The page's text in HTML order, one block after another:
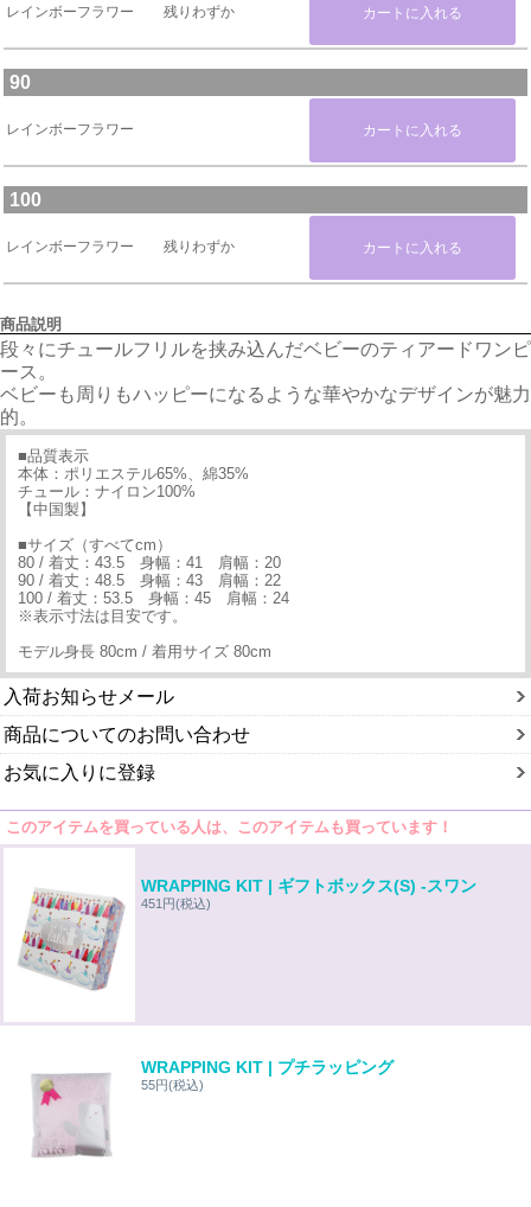
レインボーフラワー 残りわずか
90
レインボーフラワー
100
レインボーフラワー 残りわずか
商品説明
段々にチュールフリルを挟み込んだベビーのティアードワンピ
ース。
ベビーも周りもハッピーになるような華やかなデザインが魅力
的。
■品質表示
本体：ポリエステル65%、綿35%
チュール：ナイロン100%
【中国製】
■サイズ（すべてcm）
80 / 着丈：43.5 身幅：41 肩幅：20
90 / 着丈：48.5 身幅：43 肩幅：22
100 / 着丈：53.5 身幅：45 肩幅：24
※表示寸法は目安です。
モデル身長 80cm / 着用サイズ 80cm
入荷お知らせメール
商品についてのお問い合わせ
お気に入りに登録
このアイテムを買っている人は、このアイテムも買っています！
WRAPPING KIT | ギフトボックス(S) -スワン
451円(税込)
WRAPPING KIT | プチラッピング
55円(税込)